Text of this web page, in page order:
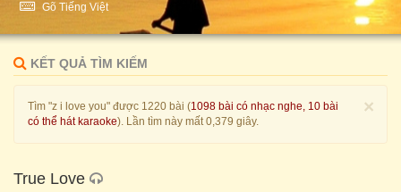
Gõ Tiếng Việt
KẾT QUẢ TÌM KIẾM
×
Tìm "z i love you" được 1220 bài (1098 bài có nhạc nghe, 10 bài
có thể hát karaoke). Lần tìm này mất 0,379 giây.
True Love